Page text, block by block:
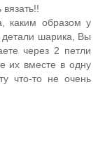
каким образом у
детали шарика, Вы
через 2 петли
их вместе в одну
что-то не очень